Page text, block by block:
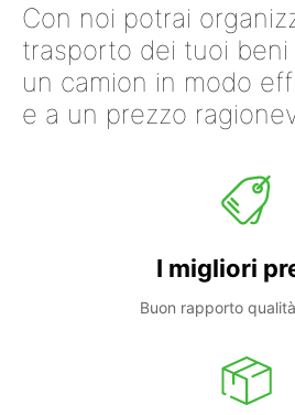
Con noi potrai
trasporto dei tuoi beni
un camion in modo
e a un prezzo
I migliori
Buon rapporto